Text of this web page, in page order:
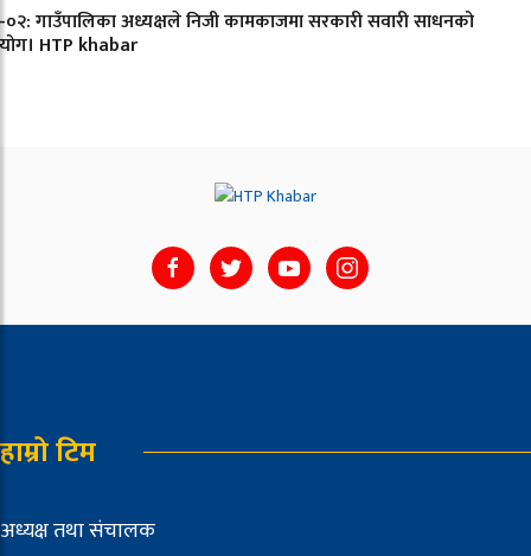
०२: गाउँपालिका अध्यक्षले निजी कामकाजमा सरकारी सवारी साधनको
HTP khabar
हाम्रो टिम
अध्यक्ष तथा संचालक